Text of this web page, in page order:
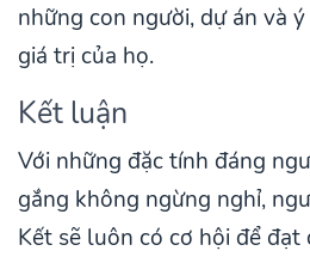
những con người, dự án và
giá trị của họ.
Kết luận
Với những đặc tính đáng
gắng không ngừng nghỉ,
Kết sẽ luôn có cơ hội để